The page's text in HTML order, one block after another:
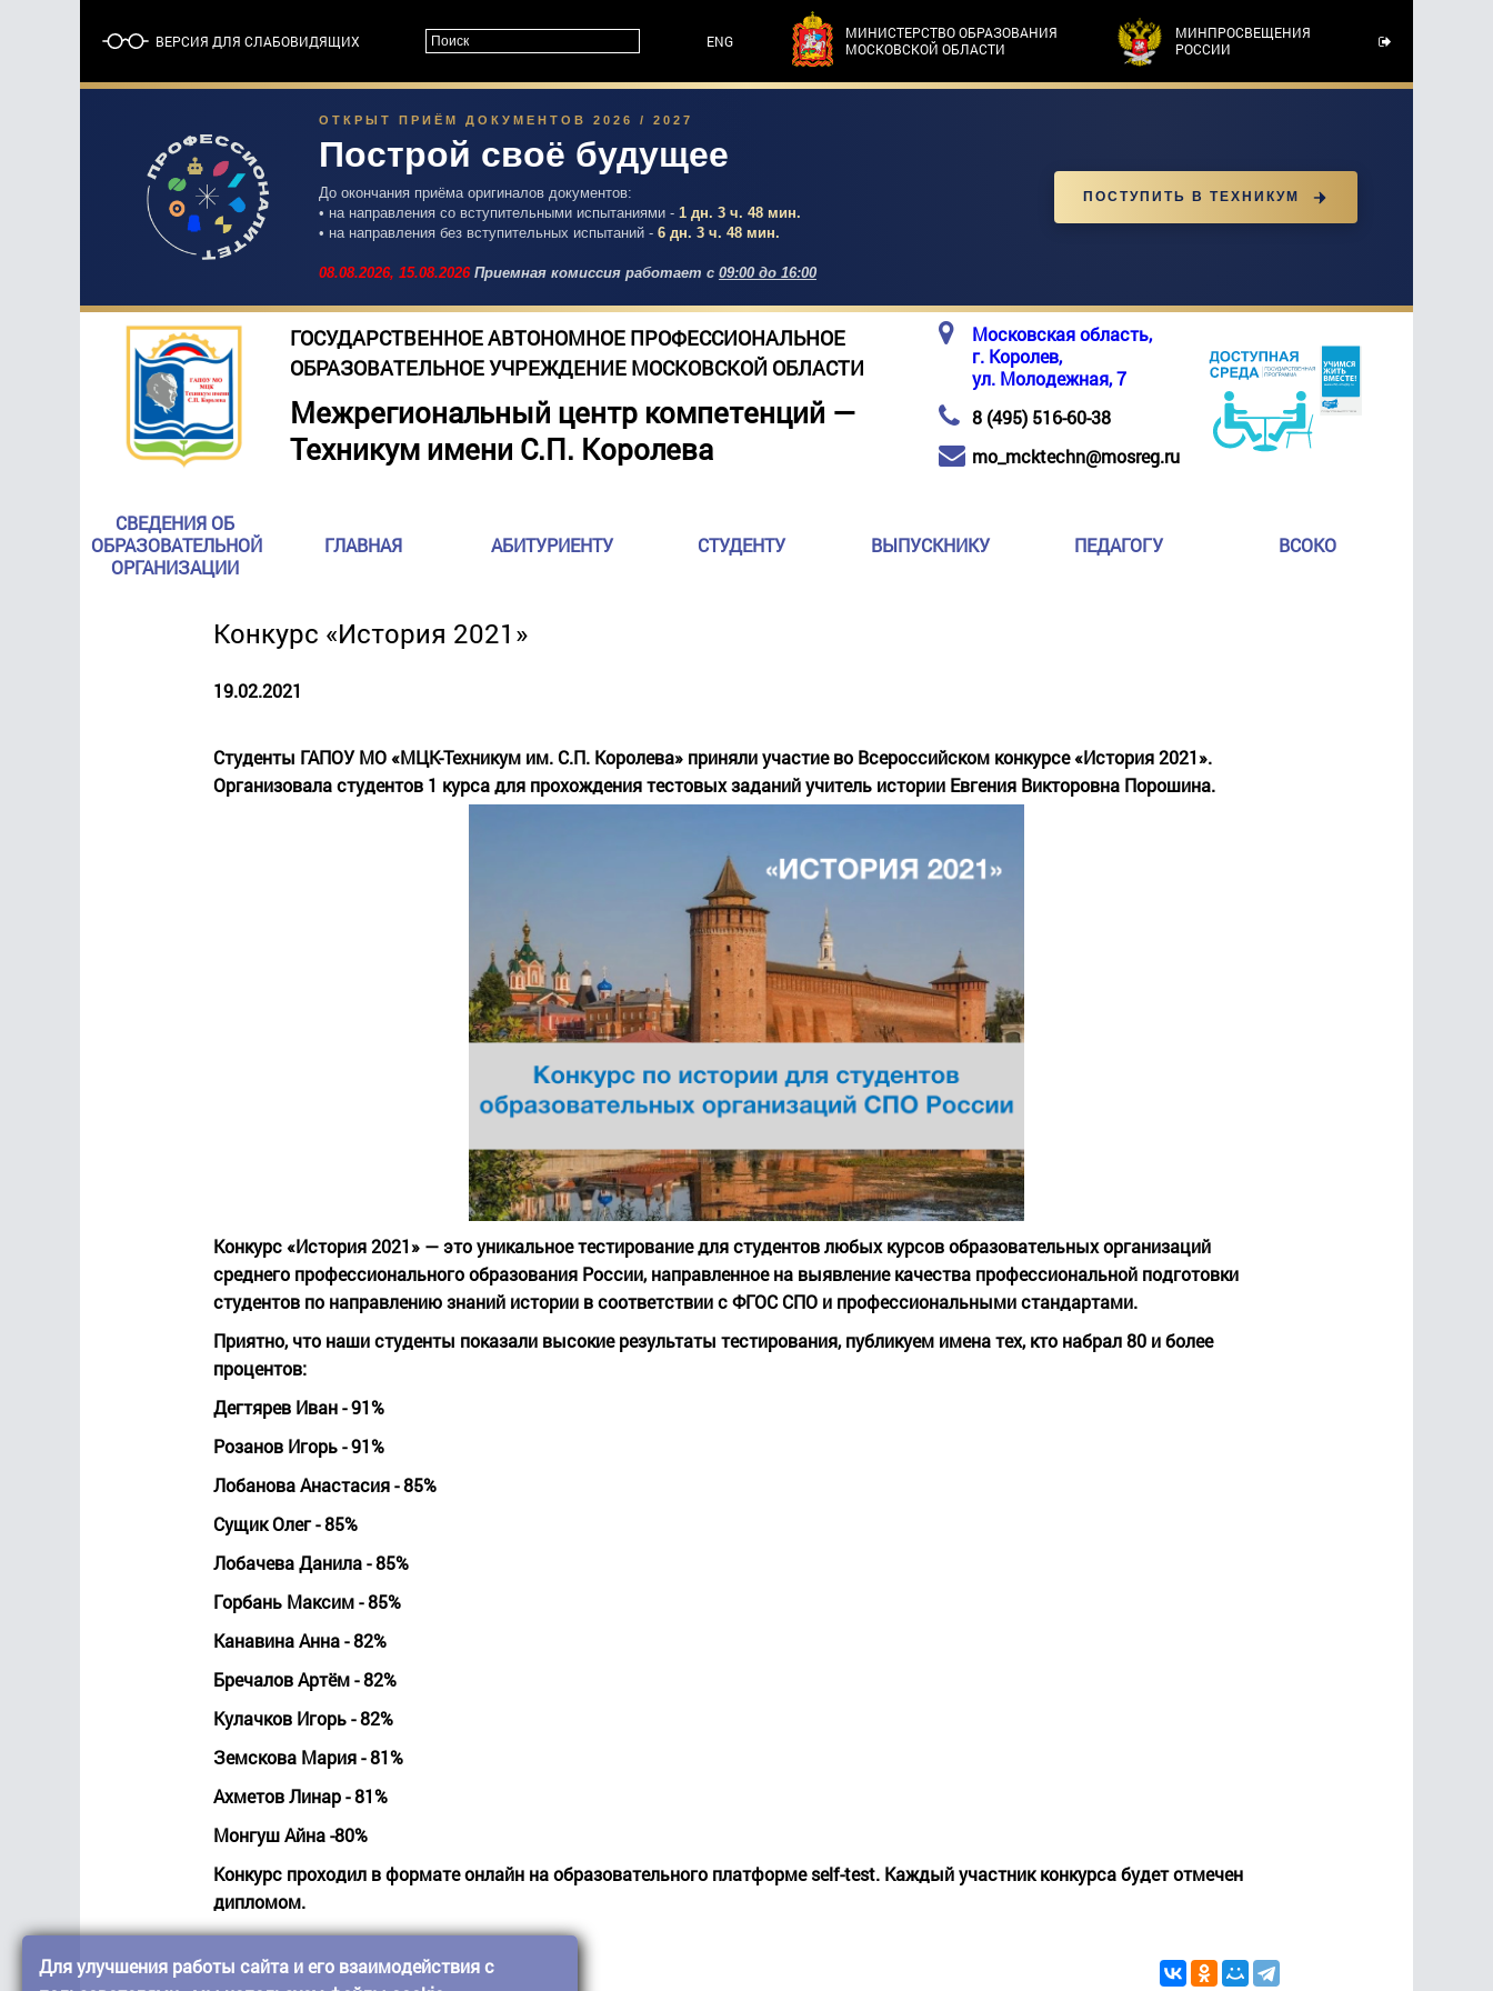
ВЕРСИЯ ДЛЯ СЛАБОВИДЯЩИХ ENG
МИНИСТЕРСТВО ОБРАЗОВАНИЯ
МОСКОВСКОЙ ОБЛАСТИ
МИНПРОСВЕЩЕНИЯ
РОССИИ
ОТКРЫТ ПРИЁМ ДОКУМЕНТОВ 2026 / 2027
Построй своё будущее
До окончания приёма оригиналов документов:
• на направления со вступительными испытаниями - 1 дн. 3 ч. 48 мин.
• на направления без вступительных испытаний - 6 дн. 3 ч. 48 мин.
08.08.2026, 15.08.2026Приемная комиссия работает с 09:00 до 16:00
ПОСТУПИТЬ В ТЕХНИКУМ
ГОСУДАРСТВЕННОЕ АВТОНОМНОЕ ПРОФЕССИОНАЛЬНОЕ
ОБРАЗОВАТЕЛЬНОЕ УЧРЕЖДЕНИЕ МОСКОВСКОЙ ОБЛАСТИ
Межрегиональный центр компетенций —
Техникум имени С.П. Королева
Московская область,
г. Королев,
ул. Молодежная, 7
8 (495) 516-60-38
mo_mcktechn@mosreg.ru
СВЕДЕНИЯ ОБ
ОБРАЗОВАТЕЛЬНОЙ
ОРГАНИЗАЦИИ
ГЛАВНАЯ АБИТУРИЕНТУ СТУДЕНТУ ВЫПУСКНИКУ ПЕДАГОГУ ВСОКО
Конкурс «История 2021»
19.02.2021
Студенты ГАПОУ МО «МЦК-Техникум им. С.П. Королева» приняли участие во Всероссийском конкурсе «История 2021».
Организовала студентов 1 курса для прохождения тестовых заданий учитель истории Евгения Викторовна Порошина.
Конкурс «История 2021» — это уникальное тестирование для студентов любых курсов образовательных организаций
среднего профессионального образования России, направленное на выявление качества профессиональной подготовки
студентов по направлению знаний истории в соответствии с ФГОС СПО и профессиональными стандартами.
Приятно, что наши студенты показали высокие результаты тестирования, публикуем имена тех, кто набрал 80 и более
процентов:
Дегтярев Иван - 91%
Розанов Игорь - 91%
Лобанова Анастасия - 85%
Сущик Олег - 85%
Лобачева Данила - 85%
Горбань Максим - 85%
Канавина Анна - 82%
Бречалов Артём - 82%
Кулачков Игорь - 82%
Земскова Мария - 81%
Ахметов Линар - 81%
Монгуш Айна -80%
Конкурс проходил в формате онлайн на образовательного платформе self-test. Каждый участник конкурса будет отмечен
дипломом.
Для улучшения работы сайта и его взаимодействия с